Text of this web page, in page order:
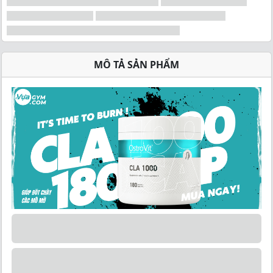
MÔ TẢ SẢN PHẨM
OstroVit CLA 1000là thực phẩm bổ sung chất